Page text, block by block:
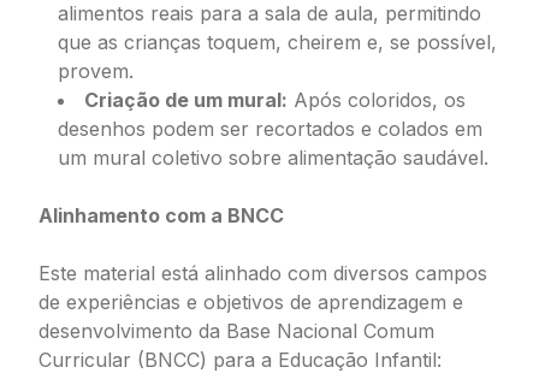
alimentos reais para a sala de aula, permitindo
que as crianças toquem, cheirem e, se possível,
provem.
Criação de um mural: Após coloridos, os
desenhos podem ser recortados e colados em
um mural coletivo sobre alimentação saudável.
Alinhamento com a BNCC
Este material está alinhado com diversos campos
de experiências e objetivos de aprendizagem e
desenvolvimento da Base Nacional Comum
Curricular (BNCC) para a Educação Infantil: